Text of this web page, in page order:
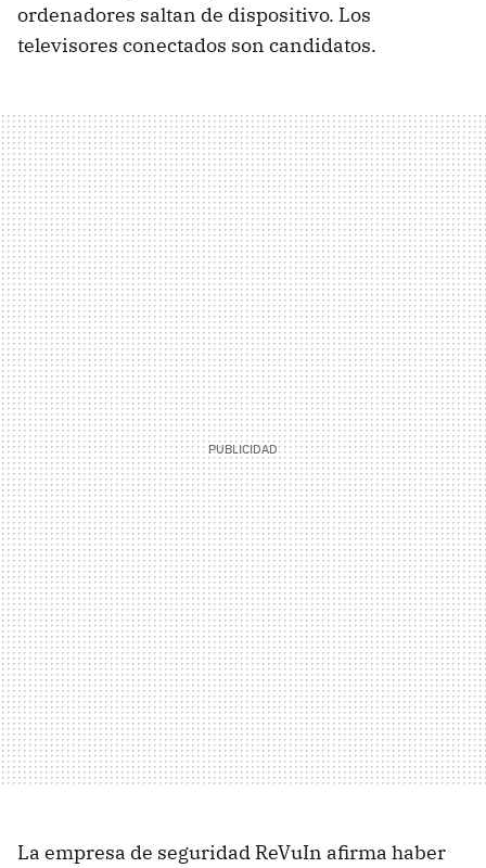
ordenadores saltan de dispositivo. Los
televisores conectados son candidatos.
La empresa de seguridad ReVuIn afirma haber